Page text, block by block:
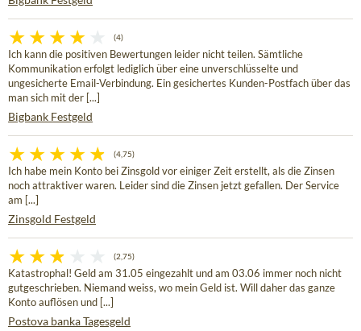
(4)
Ich kann die positiven Bewertungen leider nicht teilen. Sämtliche
Kommunikation erfolgt lediglich über eine unverschlüsselte und
ungesicherte Email-Verbindung. Ein gesichertes Kunden-Postfach über das
man sich mit der [...]
Bigbank Festgeld
(4,75)
Ich habe mein Konto bei Zinsgold vor einiger Zeit erstellt, als die Zinsen
noch attraktiver waren. Leider sind die Zinsen jetzt gefallen. Der Service
am [...]
Zinsgold Festgeld
(2,75)
Katastrophal! Geld am 31.05 eingezahlt und am 03.06 immer noch nicht
gutgeschrieben. Niemand weiss, wo mein Geld ist. Will daher das ganze
Konto auflösen und [...]
Postova banka Tagesgeld